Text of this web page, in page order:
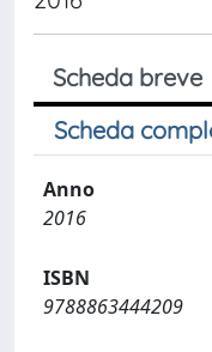
Scheda breve
Scheda
Anno
2016
ISBN
9788863444209